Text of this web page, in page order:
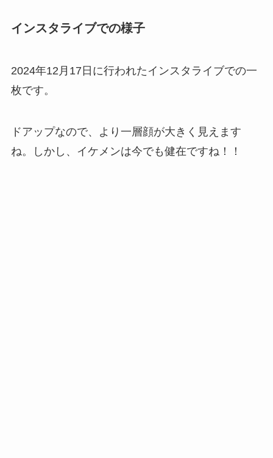
インスタライブでの様子
2024年12月17日に行われたインスタライブでの一
枚です。
ドアップなので、より一層顔が大きく見えます
ね。しかし、イケメンは今でも健在ですね！！